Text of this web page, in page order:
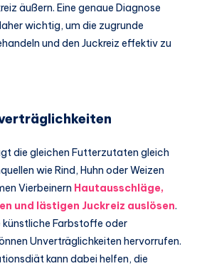
äußern. Eine genaue Diagnose
wichtig, um die zugrunde
und den Juckreiz effektiv zu
die gleichen Futterzutaten gleich
wie Rind, Huhn oder Weizen
Vierbeinern Hautausschläge,
und lästigen Juckreiz auslösen.
Farbstoffe oder
Unverträglichkeiten hervorrufen.
kann dabei helfen, die